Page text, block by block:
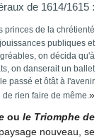
de 1614/1615 :
princes de la chrétienté
publiques et
on décida qu'à
on danserait un ballet
passé et ôtât à l'avenir
de rien faire de même.»
ou le Triomphe de
nouveau, se